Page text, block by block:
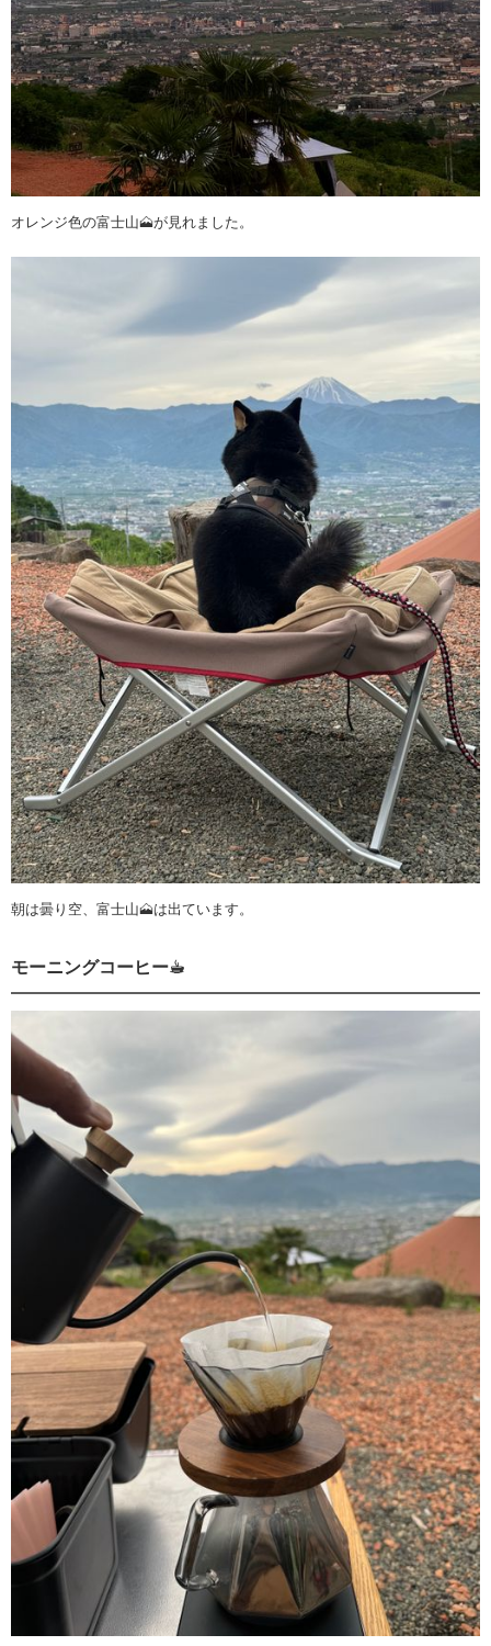
オレンジ色の富士山🗻が見れました。
朝は曇り空、富士山🗻は出ています。
モーニングコーヒー☕︎